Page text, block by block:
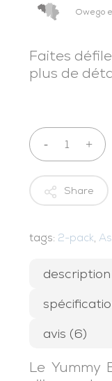
Owego
Faites
plus de
Share
tags: 2-pack,
description
avis (6)
Le Yummy